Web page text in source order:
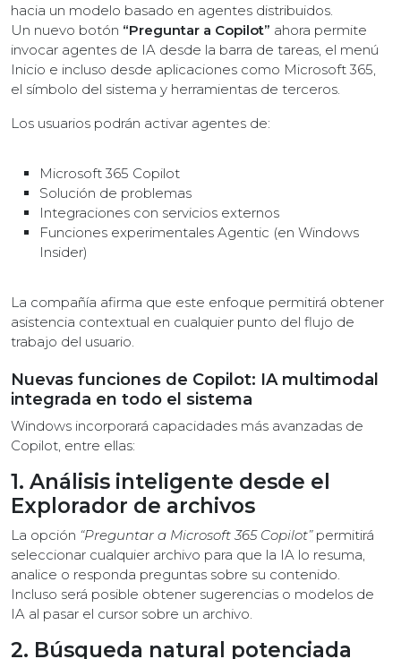
hacia un modelo basado en agentes distribuidos.
Un nuevo botón “Preguntar a Copilot” ahora permite
invocar agentes de IA desde la barra de tareas, el menú
Inicio e incluso desde aplicaciones como Microsoft 365,
el símbolo del sistema y herramientas de terceros.
Los usuarios podrán activar agentes de:
Microsoft 365 Copilot
Solución de problemas
Integraciones con servicios externos
Funciones experimentales Agentic (en Windows
Insider)
La compañía afirma que este enfoque permitirá obtener
asistencia contextual en cualquier punto del flujo de
trabajo del usuario.
Nuevas funciones de Copilot: IA multimodal
integrada en todo el sistema
Windows incorporará capacidades más avanzadas de
Copilot, entre ellas:
1. Análisis inteligente desde el
Explorador de archivos
La opción “Preguntar a Microsoft 365 Copilot”permitirá
seleccionar cualquier archivo para que la IA lo resuma,
analice o responda preguntas sobre su contenido.
Incluso será posible obtener sugerencias o modelos de
IA al pasar el cursor sobre un archivo.
2. Búsqueda natural potenciada